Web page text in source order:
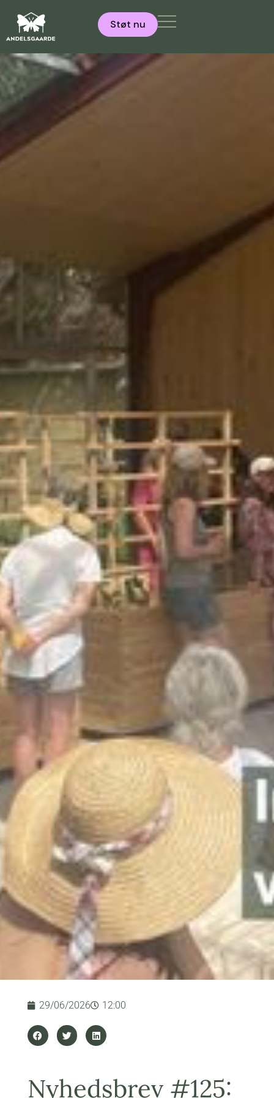
Støt nu
29/06/2026 12:00
Nyhedsbrev #125: